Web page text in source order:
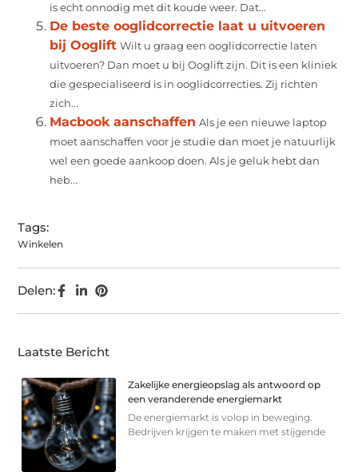
is echt onnodig met dit koude weer. Dat...
De beste ooglidcorrectie laat u uitvoeren
bij Ooglift Wilt u graag een ooglidcorrectie laten
uitvoeren? Dan moet u bij Ooglift zijn. Dit is een kliniek
die gespecialiseerd is in ooglidcorrecties. Zij richten
zich...
Macbook aanschaffen Als je een nieuwe laptop
moet aanschaffen voor je studie dan moet je natuurlijk
wel een goede aankoop doen. Als je geluk hebt dan
heb...
Tags:
Winkelen
Delen:
Laatste Bericht
Zakelijke energieopslag als antwoord op
een veranderende energiemarkt
De energiemarkt is volop in beweging.
Bedrijven krijgen te maken met stijgende